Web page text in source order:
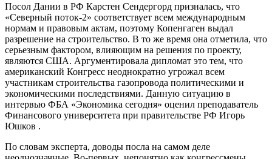
Посол Дании в РФ Карстен Сендергорд призналась, что
«Северный поток-2» соответствует всем международным
нормам и правовым актам, поэтому Копенгаген выдал
разрешение на строительство. В то же время она отметила, что
серьезным фактором, влияющим на решения по проекту,
являются США. Аргументировала дипломат это тем, что
американский Конгресс неоднократно угрожал всем
участникам строительства газопровода политическими и
экономическими последствиями. Данную ситуацию в
интервью ФБА «Экономика сегодня» оценил преподаватель
Финансового университета при правительстве РФ Игорь
Юшков .
По словам эксперта, доводы посла на самом деле